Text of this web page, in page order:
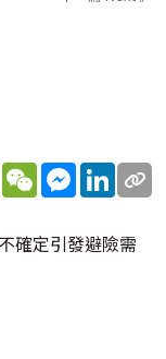
WhatsApp
WeChatMessenger
確定引發避險需